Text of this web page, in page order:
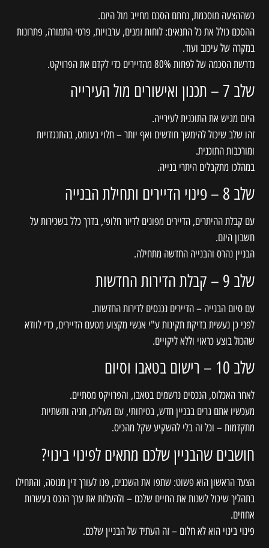
כשההצעה מוסכמת, נחתם הסכם מחייב מול היזם.
ההסכם כולל את כל התנאים: לוחות זמנים, ערבויות, פרטי התמורה, פתרונות
במקרה של עיכוב ועוד.
נדרשת הסכמה של לפחות 80% מהדיירים כדי לקדם את הפרויקט.
שלב 7 – תכנון ואישורים מול העירייה
היזם מגיש את התוכנית לעירייה.
זהו שלב שיכול להימשך חודשים ואף יותר – תלוי בעומס, בהתנגדויות
ומורכבות התוכנית.
במהלכו מתקבלים היתרי בנייה.
שלב 8 – פינוי הדיירים ותחילת הבנייה
עם קבלת ההיתרים, הדיירים מפונים לדיור חלופי, בדרך כלל בשכירות על
חשבון היזם.
הבניין נהרס והבנייה החדשה מתחילה.
שלב 9 – קבלת הדירות החדשות
עם סיום הבנייה – הדיירים נכנסים לדירות החדשות.
לפני כן נעשית בדיקת תקינות ע"י אנשי מקצוע מטעם הדיירים, כדי לוודא
שהכול בוצע כראוי וללא ליקויים.
שלב 10 – רישום בטאבו וסיום
לאחר האכלוס, הנכסים נרשמים בטאבו, והפרויקט מסתיים.
מעכשיו אתם גרים בבניין חדש, בטיחותי, עם מעלית, חניה ותשתיות
מתקדמות – וכל זה בלי להשקיע שקל מהכיס.
חושבים שהבניין שלכם מתאים לפינוי בינוי?
הצעד הראשון הוא פשוט: שתפו את השכנים, פנו לעורך דין מנוסה, והתחילו
בתהליך שיכול לשנות את החיים שלכם – ולהעלות את ערך הנכס בעשרות
אחוזים.
פינוי בינוי הוא לא חלום – זה העתיד של הבניין שלכם.